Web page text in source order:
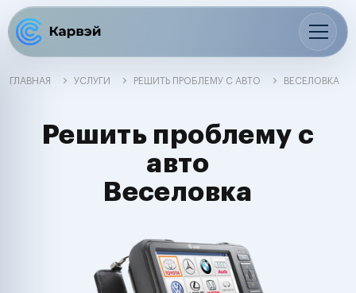
ГЛАВНАЯ УСЛУГИ РЕШИТЬ ПРОБЛЕМУ С АВТО ВЕСЕЛОВКА
Решить проблему с
авто
Веселовка